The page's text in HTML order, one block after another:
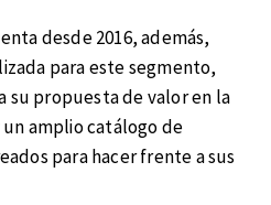
desde 2016, además,
para este segmento,
su propuesta de valor en la
amplio catálogo de
para hacer frente a sus